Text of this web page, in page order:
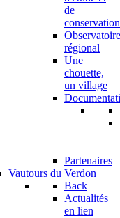
de
conservation
Observatoire
régional
Une
chouette,
un village
Partenaires
Vautours du Verdon
Back
Actualités
en lien